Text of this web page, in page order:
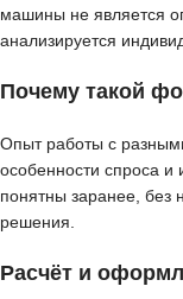
машины не является
анализируется
Почему такой
Опыт работы с
особенности спроса и
понятны заранее, без
решения.
Расчёт и